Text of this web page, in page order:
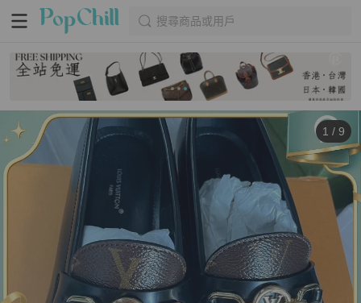
搜尋商品或用戶
1 / 9